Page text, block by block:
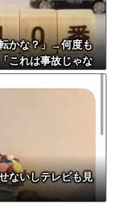
かな？」→何度も
これは事故じゃな
…
ないしテレビも見